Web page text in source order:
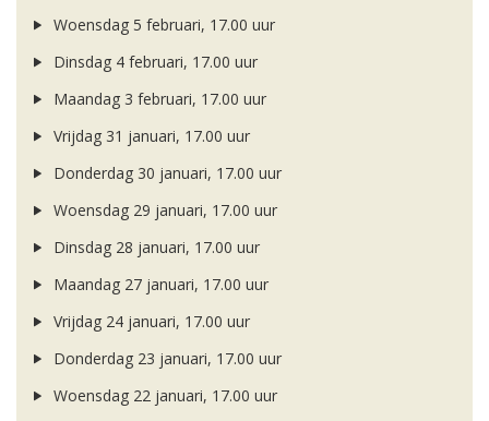
Woensdag 5 februari, 17.00 uur
Dinsdag 4 februari, 17.00 uur
Maandag 3 februari, 17.00 uur
Vrijdag 31 januari, 17.00 uur
Donderdag 30 januari, 17.00 uur
Woensdag 29 januari, 17.00 uur
Dinsdag 28 januari, 17.00 uur
Maandag 27 januari, 17.00 uur
Vrijdag 24 januari, 17.00 uur
Donderdag 23 januari, 17.00 uur
Woensdag 22 januari, 17.00 uur